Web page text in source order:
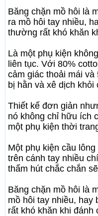
Băng chặn mồ hôi là
ra mồ hôi tay nhiều,
thường rất khó khăn
Là một phụ kiện
liên tục. Với 80%
cảm giác thoải mái
bị hằn và xê dịch khỏi
Thiết kế đơn giản
nó không chỉ hữu ích
một phụ kiện thời
Một phụ kiện cầu
trên cánh tay nhiều
thấm hút chắc chắn
Băng chặn mồ hôi là
mồ hôi tay nhiều,
rất khó khăn khi đánh